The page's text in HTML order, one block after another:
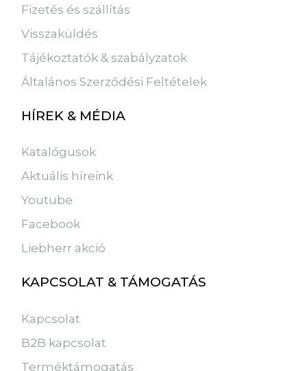
Fizetés és szállítás
Visszaküldés
Tájékoztatók & szabályzatok
Általános Szerződési Feltételek
HÍREK & MÉDIA
Katalógusok
Aktuális híreink
Youtube
Facebook
Liebherr akció
KAPCSOLAT & TÁMOGATÁS
Kapcsolat
B2B kapcsolat
Terméktámogatás